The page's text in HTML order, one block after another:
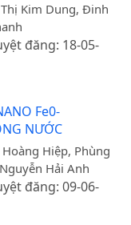
Kim Dung, Đinh
đăng: 18-05-
Fe0-
NƯỚC
Hiệp, Phùng
Hải Anh
đăng: 09-06-